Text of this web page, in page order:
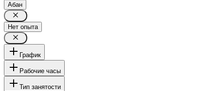
Абан
Нет опыта
График
Рабочие часы
Тип занятости